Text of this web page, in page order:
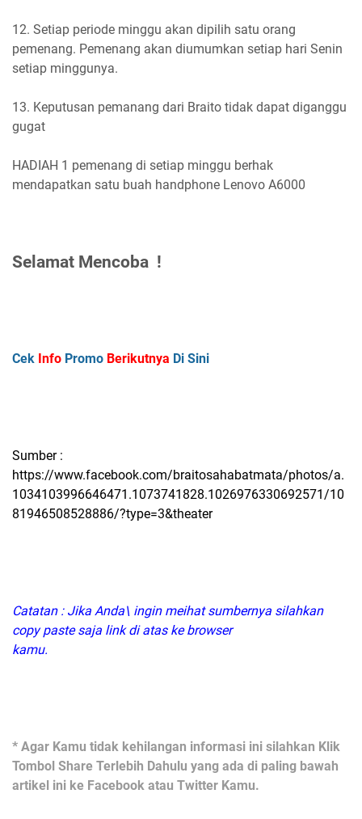
12. Setiap periode minggu akan dipilih satu orang
pemenang. Pemenang akan diumumkan setiap hari Senin
setiap minggunya.
13. Keputusan pemanang dari Braito tidak dapat diganggu
gugat
HADIAH 1 pemenang di setiap minggu berhak
mendapatkan satu buah handphone Lenovo A6000
Selamat Mencoba !
Cek Info Promo Berikutnya Di Sini
Sumber :
https://www.facebook.com/braitosahabatmata/photos/a.
1034103996646471.1073741828.1026976330692571/10
81946508528886/?type=3&theater
Catatan : Jika Anda\ ingin meihat sumbernya silahkan
copy paste saja link di atas ke browser
kamu.
* Agar Kamu tidak kehilangan informasi ini silahkan Klik
Tombol Share Terlebih Dahulu yang ada di paling bawah
artikel ini ke Facebook atau Twitter Kamu.